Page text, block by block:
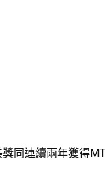
同連續兩年獲得